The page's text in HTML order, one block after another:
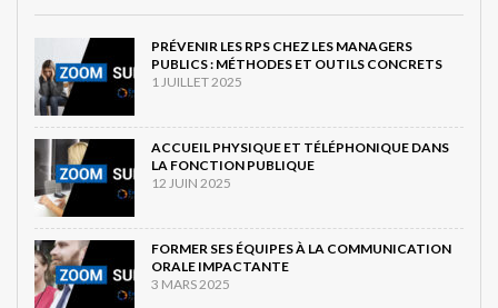
PRÉVENIR LES RPS CHEZ LES MANAGERS
PUBLICS : MÉTHODES ET OUTILS CONCRETS
1 JUILLET 2025
ACCUEIL PHYSIQUE ET TÉLÉPHONIQUE DANS
LA FONCTION PUBLIQUE
12 JUIN 2025
FORMER SES ÉQUIPES À LA COMMUNICATION
ORALE IMPACTANTE
3 MARS 2025